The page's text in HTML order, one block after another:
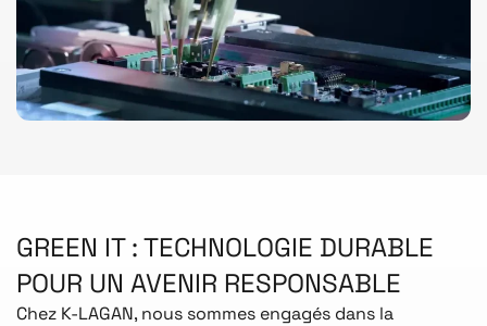
GREEN IT : TECHNOLOGIE DURABLE
POUR UN AVENIR RESPONSABLE
Chez K-LAGAN, nous sommes engagés dans la